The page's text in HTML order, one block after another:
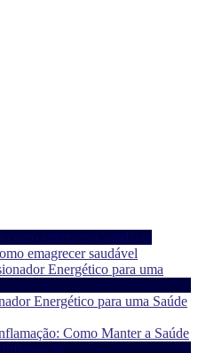
emagrecer saudável
Energético para uma Saúde